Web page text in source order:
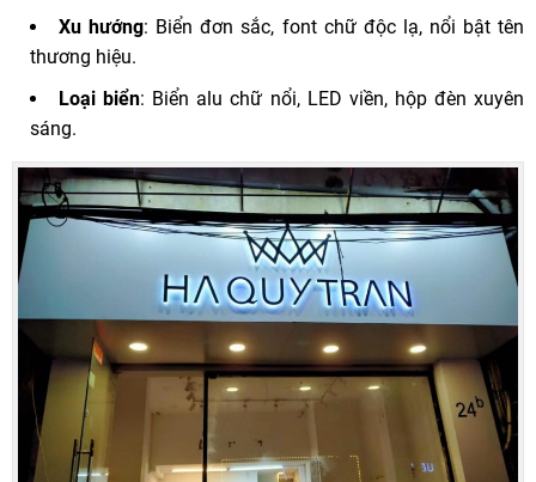
Xu hướng: Biển đơn sắc, font chữ độc lạ, nổi bật tên
thương hiệu.
Loại biển: Biển alu chữ nổi, LED viền, hộp đèn xuyên
sáng.